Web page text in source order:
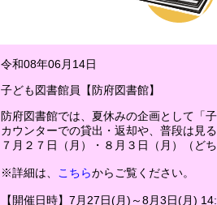
令和08年06月14日
子ども図書館員【防府図書館】
防府図書館では、夏休みの企画として「
カウンターでの貸出・返却や、普段は見
７月２７日（月）・８月３日（月）（ど
※詳細は、 こちらからご覧ください。
【開催日時】7月27日(月)～8月3日(月)